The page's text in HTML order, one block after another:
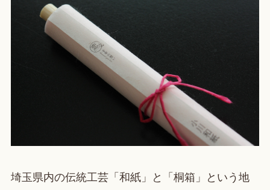
埼玉県内の伝統工芸「和紙」と「桐箱」という地